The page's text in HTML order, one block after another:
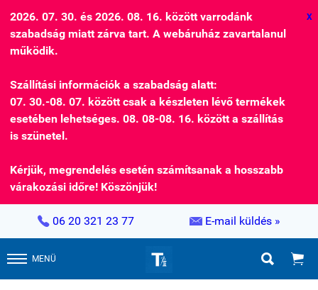
2026. 07. 30. és 2026. 08. 16. között varrodánk
szabadság miatt zárva tart. A webáruház zavartalanul
működik.
Szállítási információk a szabadság alatt:
07. 30.-08. 07. között csak a készleten lévő termékek
esetében lehetséges. 08. 08-08. 16. között a szállítás
is szünetel.
Kérjük, megrendelés esetén számítsanak a hosszabb
várakozási időre! Köszönjük!
X
 06 20 321 23 77  E-mail küldés »
MENÜ  